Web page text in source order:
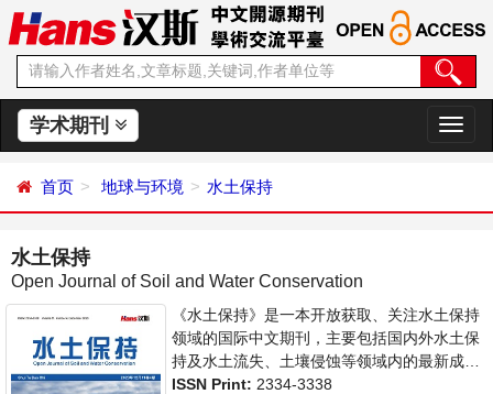
学术期刊
切
换
首页 地球与环境 水土保持
水土保持
Open Journal of Soil and Water Conservation
《水土保持》是一本开放获取、关注水土保持
领域的国际中文期刊，主要包括国内外水土保
持及水土流失、土壤侵蚀等领域内的最新成果
介绍，学者讨论，某一领域的研究进展和专业
ISSN Print: 2334-3338